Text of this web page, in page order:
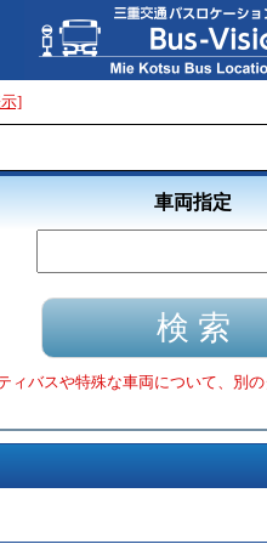
]
車両指定
ィバスや特殊な車両について、別